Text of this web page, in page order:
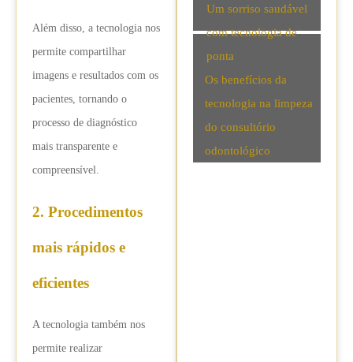
Além disso, a tecnologia nos
permite compartilhar
imagens e resultados com os
pacientes, tornando o
processo de diagnóstico
mais transparente e
compreensível.
2. Procedimentos
mais rápidos e
eficientes
A tecnologia também nos
permite realizar
Um sorriso saudável
com tecnologia de
ponta
Os benefícios da
tecnologia na limpeza
do consultório
odontológico